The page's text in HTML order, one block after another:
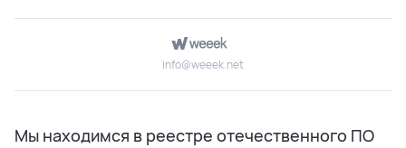
info@weeek.net
Мы находимся в реестре отечественного ПО